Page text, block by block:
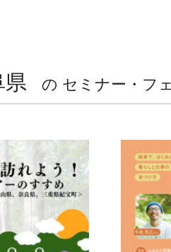
県 の セミナー・フ